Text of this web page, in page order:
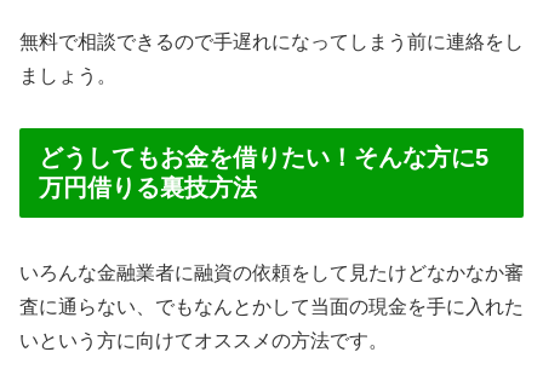
無料で相談できるので手遅れになってしまう前に連絡をし
ましょう。
どうしてもお金を借りたい！そんな方に5
万円借りる裏技方法
いろんな金融業者に融資の依頼をして見たけどなかなか審
査に通らない、でもなんとかして当面の現金を手に入れた
いという方に向けてオススメの方法です。